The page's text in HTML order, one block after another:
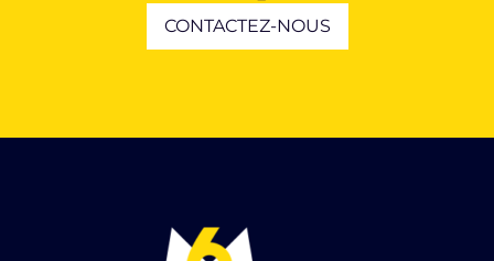
CONTACTEZ-NOUS